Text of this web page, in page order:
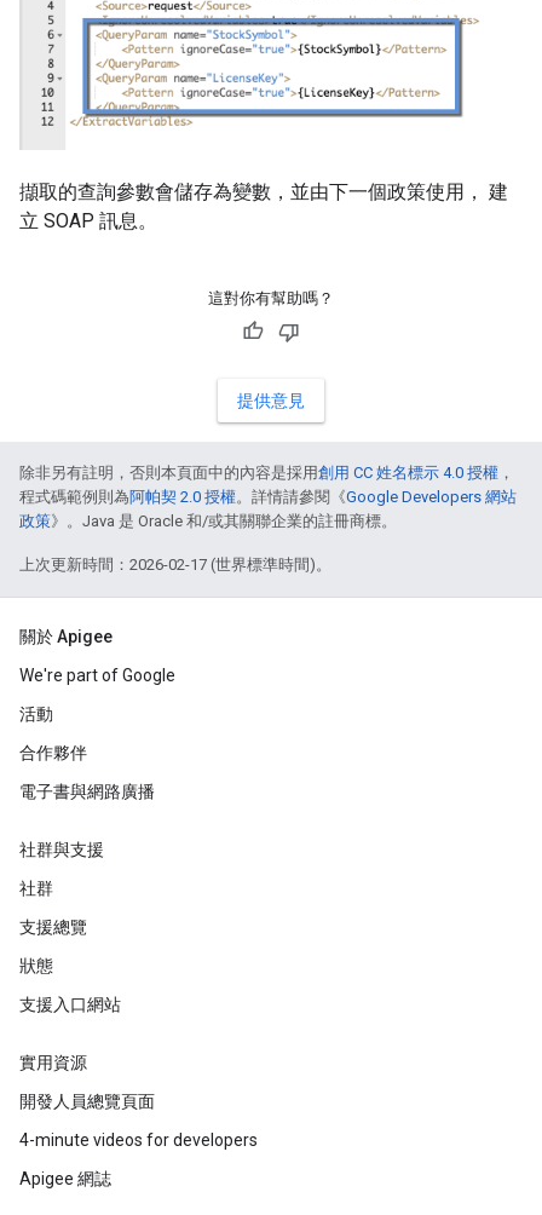
擷取的查詢參數會儲存為變數，並由下一個政策使用， 建
立 SOAP 訊息。
這對你有幫助嗎？
提供意見
除非另有註明，否則本頁面中的內容是採用創用 CC 姓名標示 4.0 授權 ，
程式碼範例則為阿帕契 2.0 授權。詳情請參閱《Google Developers 網站
政策》。Java 是 Oracle 和/或其關聯企業的註冊商標。
上次更新時間：2026-02-17 (世界標準時間)。
關於 Apigee
We're part of Google
活動
合作夥伴
電子書與網路廣播
社群與支援
社群
支援總覽
狀態
支援入口網站
實用資源
開發人員總覽頁面
4-minute videos for developers
Apigee 網誌